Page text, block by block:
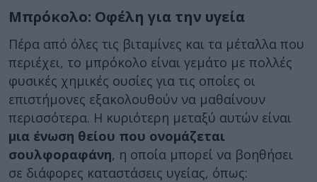
Μπρόκολο: Οφέλη για την υγεία
Πέρα από όλες τις βιταμίνες και τα μέταλλα που
περιέχει, το μπρόκολο είναι γεμάτο με πολλές
φυσικές χημικές ουσίες για τις οποίες οι
επιστήμονες εξακολουθούν να μαθαίνουν
περισσότερα. Η κυριότερη μεταξύ αυτών είναι
μια ένωση θείου που ονομάζεται
σουλφοραφάνη, η οποία μπορεί να βοηθήσει
σε διάφορες καταστάσεις υγείας, όπως: